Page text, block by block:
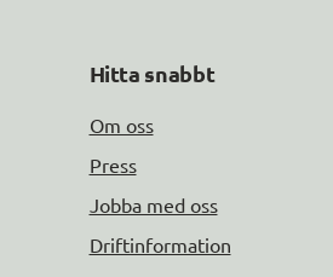
Hitta snabbt
Om oss
Press
Jobba med oss
Driftinformation